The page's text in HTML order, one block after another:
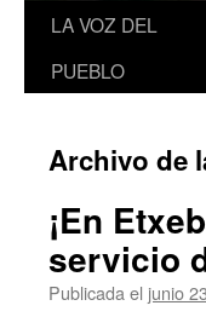
LA VOZ DEL
PUEBLO
Archivo de
¡En
servicio
Publicada el junio